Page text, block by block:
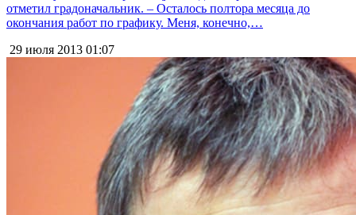
отметил градоначальник. – Осталось полтора месяца до
окончания работ по графику. Меня, конечно,…
29 июля 2013 01:07